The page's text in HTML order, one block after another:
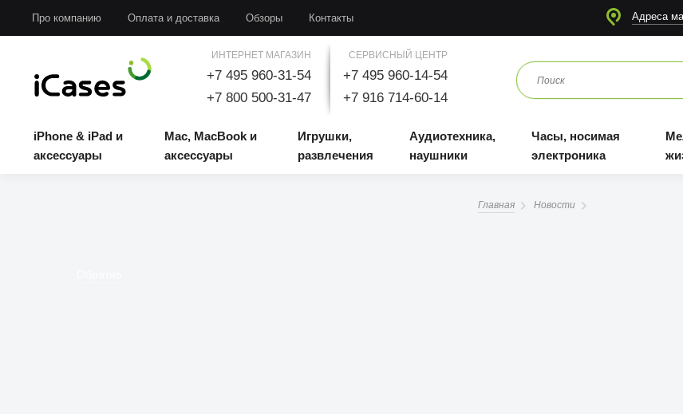
Про компанию Оплата и доставка Обзоры Контакты Адреса
ИНТЕРНЕТ МАГАЗИН
+7 495 960-31-54
+7 800 500-31-47
СЕРВИСНЫЙ ЦЕНТР
+7 495 960-14-54
+7 916 714-60-14
iPhone & iPad и
аксессуары
Mac, MacBook и
аксессуары
Игрушки,
развлечения
Аудиотехника,
наушники
Часы, носимая
электроника
Главная Новости